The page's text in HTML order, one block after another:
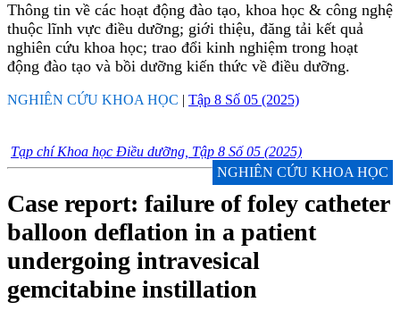
Thông tin về các hoạt động đào tạo, khoa học & công nghệ
thuộc lĩnh vực điều dưỡng; giới thiệu, đăng tải kết quả
nghiên cứu khoa học; trao đổi kinh nghiệm trong hoạt
động đào tạo và bồi dưỡng kiến thức về điều dưỡng.
NGHIÊN CỨU KHOA HỌC | Tập 8 Số 05 (2025)
Tạp chí Khoa học Điều dưỡng, Tập 8 Số 05 (2025)
NGHIÊN CỨU KHOA HỌC
Case report: failure of foley catheter
balloon deflation in a patient
undergoing intravesical
gemcitabine instillation